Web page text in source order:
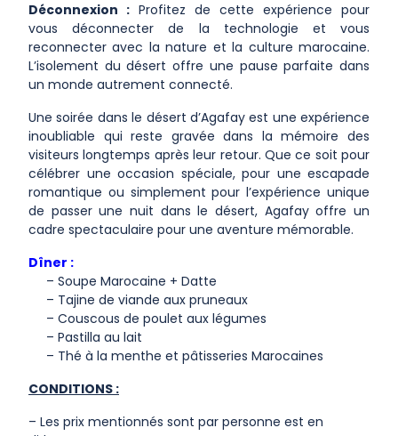
Déconnexion : Profitez de cette expérience pour
vous déconnecter de la technologie et vous
reconnecter avec la nature et la culture marocaine.
L’isolement du désert offre une pause parfaite dans
un monde autrement connecté.
Une soirée dans le désert d’Agafay est une expérience
inoubliable qui reste gravée dans la mémoire des
visiteurs longtemps après leur retour. Que ce soit pour
célébrer une occasion spéciale, pour une escapade
romantique ou simplement pour l’expérience unique
de passer une nuit dans le désert, Agafay offre un
cadre spectaculaire pour une aventure mémorable.
Dîner :
– Soupe Marocaine + Datte
– Tajine de viande aux pruneaux
– Couscous de poulet aux légumes
– Pastilla au lait
– Thé à la menthe et pâtisseries Marocaines
CONDITIONS :
– Les prix mentionnés sont par personne est en